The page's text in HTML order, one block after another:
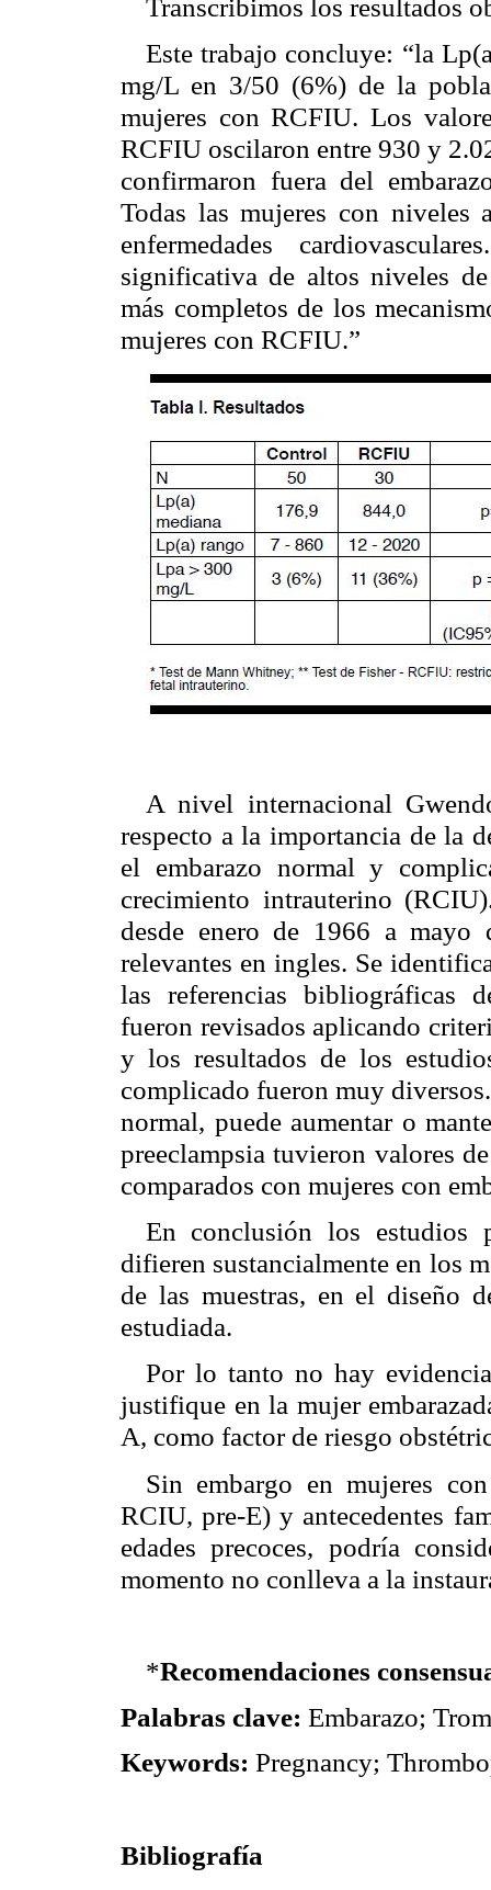
Transcribimos los resultados
Este trabajo concluye: “la
mg/L en 3/50 (6%) de la
mujeres con RCFIU. Los
RCFIU oscilaron entre 930 y
confirmaron fuera del
Todas las mujeres con
enfermedades
significativa de altos niveles
más completos de los
mujeres con RCFIU.”
A nivel internacional
respecto a la importancia de la
el embarazo normal y
crecimiento intrauterino
desde enero de 1966 a mayo
relevantes en ingles. Se
las referencias bibliográficas
fueron revisados aplicando
y los resultados de los
complicado fueron muy
normal, puede aumentar o
preeclampsia tuvieron valores
comparados con mujeres con
En conclusión los estudios
difieren sustancialmente en los
de las muestras, en el diseño
estudiada.
Por lo tanto no hay
justifique en la mujer
A, como factor de riesgo
Sin embargo en mujeres
RCIU, pre-E) y antecedentes
edades precoces, podría
momento no conlleva a la
*Recomendaciones
Palabras clave: Embarazo;
Keywords: Pregnancy;
Bibliografía